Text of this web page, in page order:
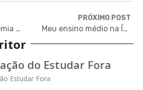
Conheça a Academia de Direito Internacional de Haia
PRÓXIMO POST
Meu ensino médio na Índia: ‘O quanto estudar fora já me mudou’
do Estudar Fora
Estudar Fora